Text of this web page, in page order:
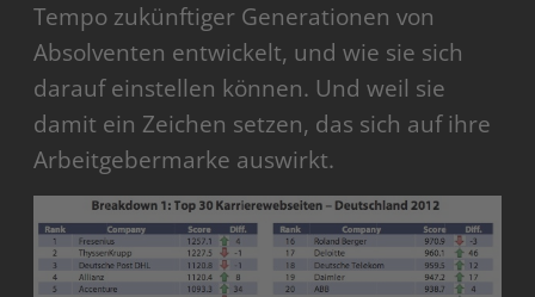
Tempo zukünftiger Generationen von
Absolventen entwickelt, und wie sie sich
darauf einstellen können. Und weil sie
damit ein Zeichen setzen, das sich auf ihre
Arbeitgebermarke auswirkt.